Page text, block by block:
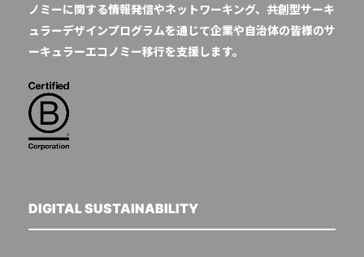
ノミーに関する情報発信やネットワーキング、共創型サーキ
ュラーデザインプログラムを通じて企業や自治体の皆様のサ
ーキュラーエコノミー移行を支援します。
DIGITAL SUSTAINABILITY